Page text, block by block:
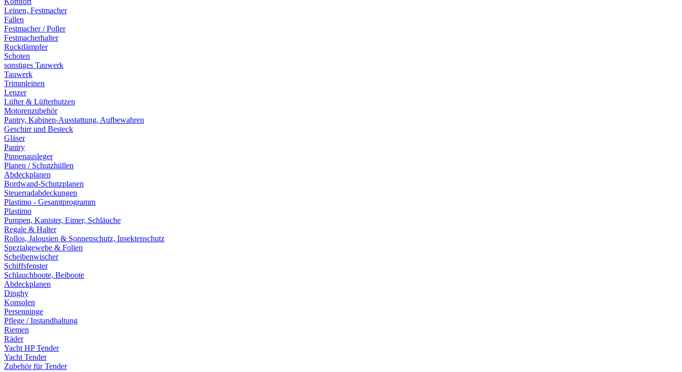
Leinen, Festmacher
Fallen
Festmacher / Poller
Festmacherhalter
Ruckdämpfer
Schoten
sonstiges Tauwerk
Tauwerk
Trimmleinen
Lenzer
Lüfter & Lüfterhutzen
Motorenzubehör
Pantry, Kabinen-Ausstattung, Aufbewahren
Geschirr und Besteck
Gläser
Pantry
Pinnenausleger
Planen / Schutzhüllen
Abdeckplanen
Bordwand-Schutzplanen
Steuerradabdeckungen
Plastimo - Gesamtprogramm
Plastimo
Pumpen, Kanister, Eimer, Schläuche
Regale & Halter
Rollos, Jalousien & Sonnenschutz, Insektenschutz
Spezialgewebe & Folien
Scheibenwischer
Schiffsfenster
Schlauchboote, Beiboote
Abdeckplanen
Dinghy
Konsolen
Persenninge
Pflege / Instandhaltung
Riemen
Räder
Yacht HP Tender
Yacht Tender
Zubehör für Tender